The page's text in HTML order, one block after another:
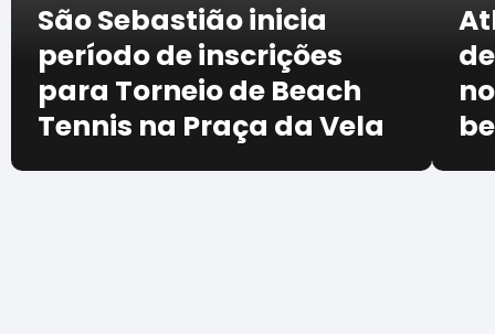
São Sebastião inicia
período de inscrições
para Torneio de Beach
Tennis na Praça da Vela